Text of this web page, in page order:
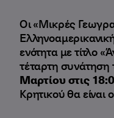
Οι «Μικρές
ενότητα με τίτλο
τέταρτη συνάτηση
Μαρτίου στις
Κρητικού θα είναι